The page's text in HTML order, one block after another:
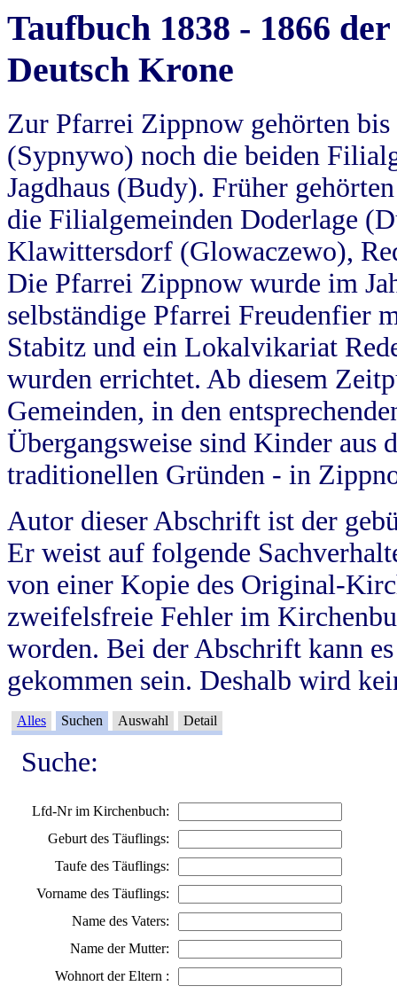
Taufbuch 1838 - 1866
Deutsch Krone
Zur Pfarrei Zippnow gehörten
(Sypnywo) noch die beiden
Jagdhaus (Budy). Früher
die Filialgemeinden Doderlage
Klawittersdorf (Glowaczewo),
Die Pfarrei Zippnow wurde im
selbständige Pfarrei Freudenfier
Stabitz und ein Lokalvikariat
wurden errichtet. Ab diesem
Gemeinden, in den
Übergangsweise sind Kinder aus
traditionellen Gründen - in
Autor dieser Abschrift ist der
Er weist auf folgende
von einer Kopie des Original-
zweifelsfreie Fehler im
worden. Bei der Abschrift kann
gekommen sein. Deshalb wird
Alles Suchen Auswahl Detail
Suche:
Lfd-Nr im Kirchenbuch:
Geburt des Täuflings:
Taufe des Täuflings:
Vorname des Täuflings:
Name des Vaters:
Name der Mutter:
Wohnort der Eltern :